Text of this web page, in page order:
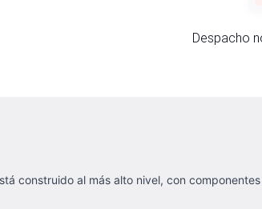
Despacho
construido al más alto nivel, con